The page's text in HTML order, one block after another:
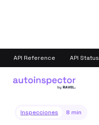
API Reference API Status
Volver
Inspecciones 8 min